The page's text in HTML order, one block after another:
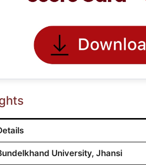
University, Jhansi